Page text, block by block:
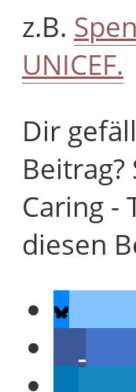
z.B.
UNICEF.
Dir
Beitrag?
Caring -
diesen